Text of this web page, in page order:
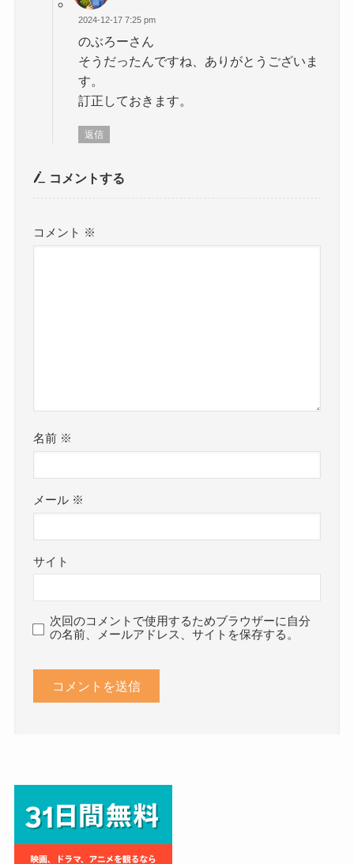
2024-12-17 7:25 pm
のぶろーさん
そうだったんですね、ありがとうございま
す。
訂正しておきます。
返信
コメントする
コメント ※
名前 ※
メール ※
サイト
次回のコメントで使用するためブラウザーに自分
の名前、メールアドレス、サイトを保存する。